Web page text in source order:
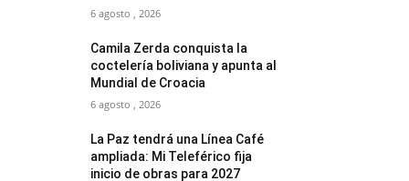
6 agosto , 2026
Camila Zerda conquista la
coctelería boliviana y apunta al
Mundial de Croacia
6 agosto , 2026
La Paz tendrá una Línea Café
ampliada: Mi Teleférico fija
inicio de obras para 2027